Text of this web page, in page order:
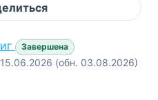
Завершена
15.06.2026 (обн. 03.08.2026)